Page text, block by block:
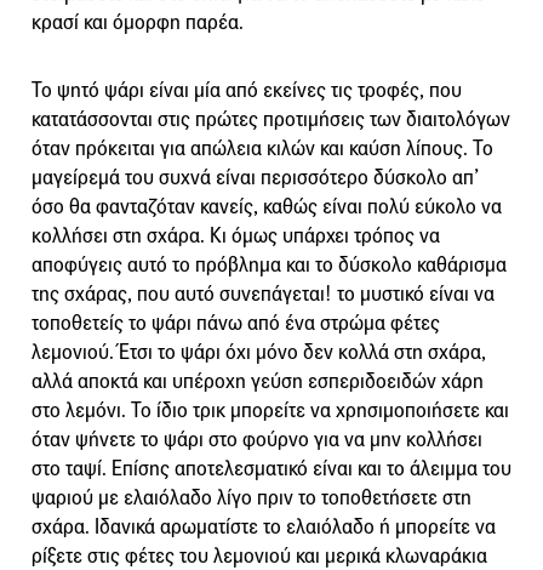
κρασί και όμορφη παρέα.
Το ψητό ψάρι είναι μία από εκείνες τις τροφές, που
κατατάσσονται στις πρώτες προτιμήσεις των διαιτολόγων
όταν πρόκειται για απώλεια κιλών και καύση λίπους. Το
μαγείρεμά του συχνά είναι περισσότερο δύσκολο απ’
όσο θα φανταζόταν κανείς, καθώς είναι πολύ εύκολο να
κολλήσει στη σχάρα. Κι όμως υπάρχει τρόπος να
αποφύγεις αυτό το πρόβλημα και το δύσκολο καθάρισμα
της σχάρας, που αυτό συνεπάγεται! το μυστικό είναι να
τοποθετείς το ψάρι πάνω από ένα στρώμα φέτες
λεμονιού. Έτσι το ψάρι όχι μόνο δεν κολλά στη σχάρα,
αλλά αποκτά και υπέροχη γεύση εσπεριδοειδών χάρη
στο λεμόνι. Το ίδιο τρικ μπορείτε να χρησιμοποιήσετε και
όταν ψήνετε το ψάρι στο φούρνο για να μην κολλήσει
στο ταψί. Επίσης αποτελεσματικό είναι και το άλειμμα του
ψαριού με ελαιόλαδο λίγο πριν το τοποθετήσετε στη
σχάρα. Ιδανικά αρωματίστε το ελαιόλαδο ή μπορείτε να
ρίξετε στις φέτες του λεμονιού και μερικά κλωναράκια